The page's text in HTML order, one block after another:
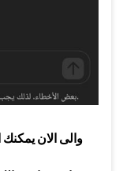
والى الان يمكنك